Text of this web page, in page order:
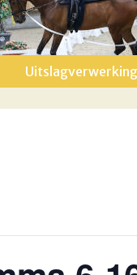
Uitslagverwerking